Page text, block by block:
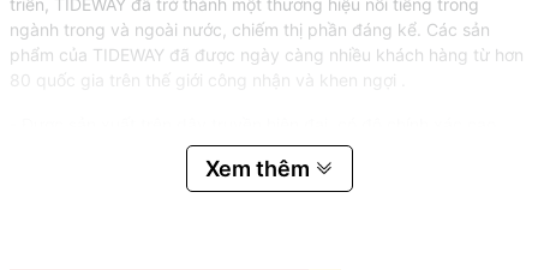
ngành trong và ngoài nước, chiếm thị phần đáng kể. Các sản
phẩm của TIDEWAY đã được ngày càng nhiều khách hàng từ hơn
80 quốc gia trên thế giới công nhận và khen ngợi .
không rung lắc khi gia công
- Dao được làm bằng thép Vonfram , chịu được nhiệt độ cao.
Xem thêm